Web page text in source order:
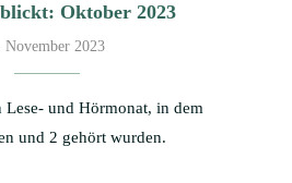
Oktober 2023
November 2023
und Hörmonat, in dem
und 2 gehört wurden.